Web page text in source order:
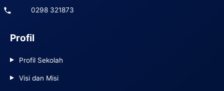
0298 321873
Profil
Profil Sekolah
Visi dan Misi